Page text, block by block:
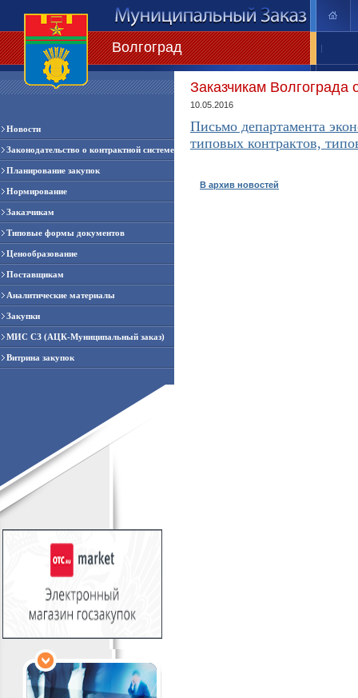
Волгоград |
Новости
Законодательство о контрактной системе
Планирование закупок
Нормирование
Заказчикам
Типовые формы документов
Ценообразование
Поставщикам
Аналитические материалы
Закупки
МИС СЗ (АЦК-Муниципальный заказ)
Витрина закупок
Заказчикам Волгограда
10.05.2016
Письмо департамента
типовых контрактов,
В архив новостей